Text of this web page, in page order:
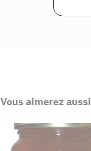
Vous aimerez aussi